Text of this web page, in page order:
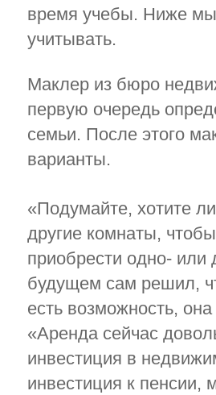
время учебы. Ниже мы
учитывать.
Маклер из бюро
первую очередь
семьи. После этого
варианты.
«Подумайте, хотите
другие комнаты,
приобрести одно- или
будущем сам решил,
есть возможность,
«Аренда сейчас
инвестиция в
инвестиция к пенсии,